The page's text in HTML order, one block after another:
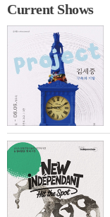
Current Shows